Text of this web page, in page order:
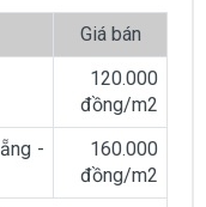
Giá bán
120.000
đồng/m2
-
160.000
đồng/m2